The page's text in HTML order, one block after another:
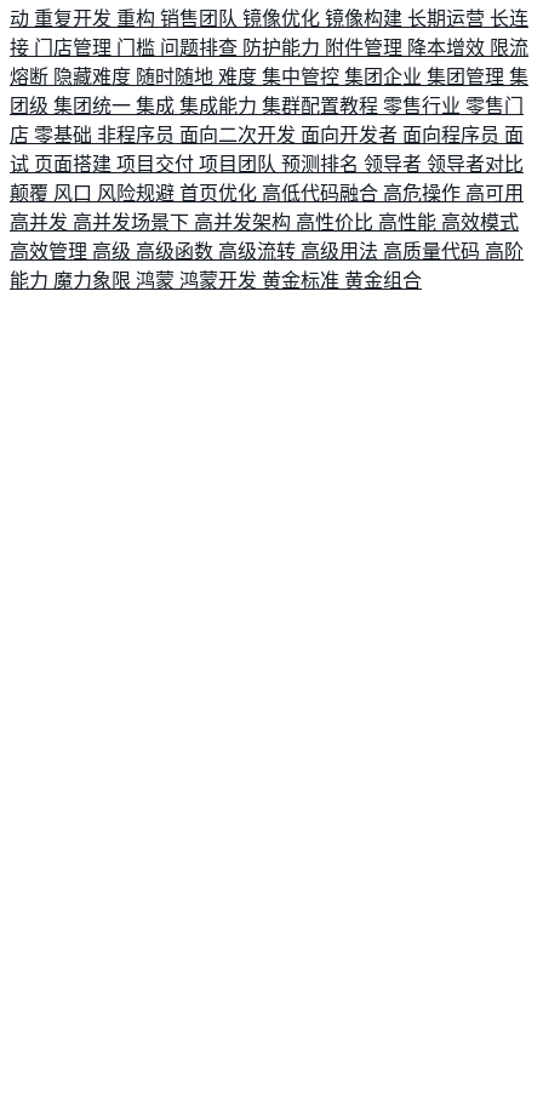
动 重复开发 重构 销售团队 镜像优化 镜像构建 长期运营 长连
接 门店管理 门槛 问题排查 防护能力 附件管理 降本增效 限流
熔断 隐藏难度 随时随地 难度 集中管控 集团企业 集团管理 集
团级 集团统一 集成 集成能力 集群配置教程 零售行业 零售门
店 零基础 非程序员 面向二次开发 面向开发者 面向程序员 面
试 页面搭建 项目交付 项目团队 预测排名 领导者 领导者对比
颠覆 风口 风险规避 首页优化 高低代码融合 高危操作 高可用
高并发 高并发场景下 高并发架构 高性价比 高性能 高效模式
高效管理 高级 高级函数 高级流转 高级用法 高质量代码 高阶
能力 魔力象限 鸿蒙 鸿蒙开发 黄金标准 黄金组合